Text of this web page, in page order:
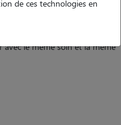
attentive et fiable. je
le même soin et la même
de ces technologies en